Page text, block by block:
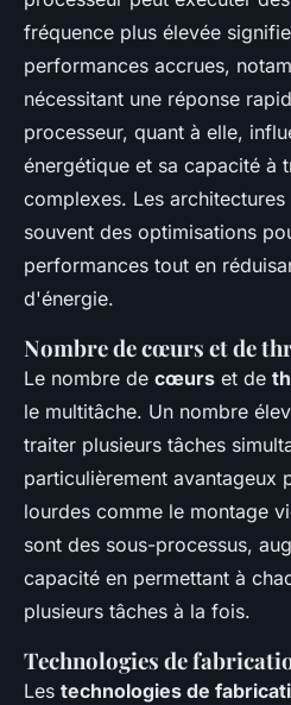
fréquence plus élevée
performances accrues,
nécessitant une réponse
processeur, quant à elle,
énergétique et sa capacité à
complexes. Les
souvent des optimisations
performances tout en
d'énergie.
Nombre de cœurs et de
Le nombre de cœurs et de
le multitâche. Un nombre
traiter plusieurs tâches
particulièrement avantageux
lourdes comme le montage
sont des sous-processus,
capacité en permettant à
plusieurs tâches à la fois.
Technologies de
Les technologies de